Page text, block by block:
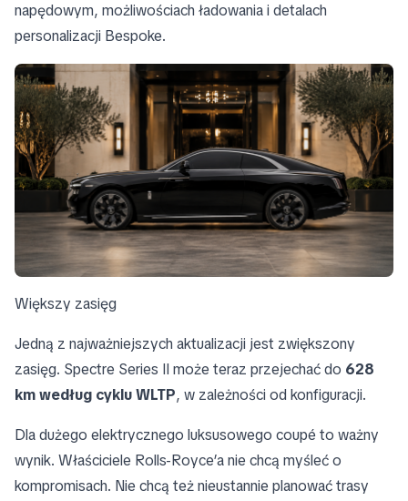
napędowym, możliwościach ładowania i detalach
personalizacji Bespoke.
Większy zasięg
Jedną z najważniejszych aktualizacji jest zwiększony
zasięg. Spectre Series II może teraz przejechać do 628
km według cyklu WLTP, w zależności od konfiguracji.
Dla dużego elektrycznego luksusowego coupé to ważny
wynik. Właściciele Rolls-Royce’a nie chcą myśleć o
kompromisach. Nie chcą też nieustannie planować trasy